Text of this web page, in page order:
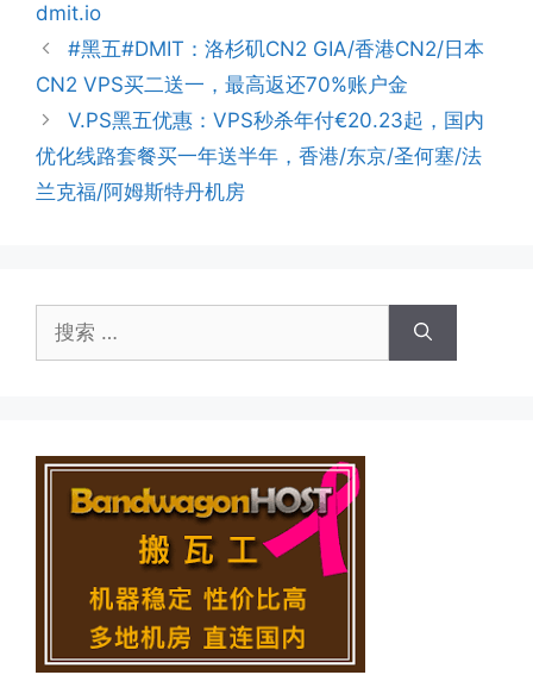
dmit.io
#黑五#DMIT：洛杉矶CN2 GIA/香港CN2/日本
CN2 VPS买二送一，最高返还70%账户金
V.PS黑五优惠：VPS秒杀年付€20.23起，国内
优化线路套餐买一年送半年，香港/东京/圣何塞/法
兰克福/阿姆斯特丹机房
索：